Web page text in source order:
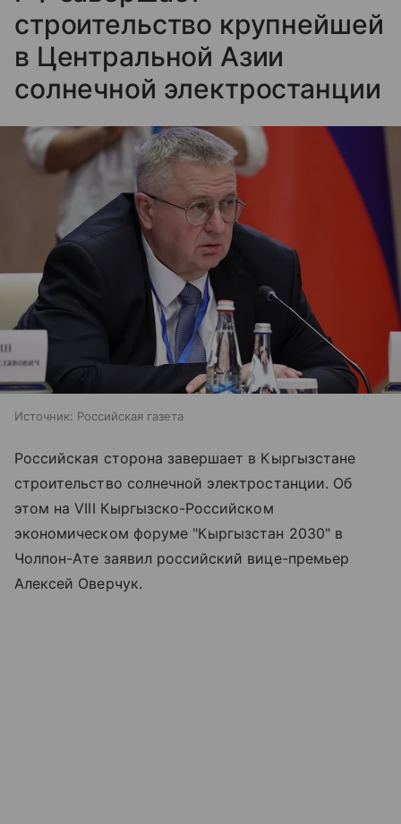
строительство крупнейшей
в Центральной Азии
солнечной электростанции
Источник: Российская газета
Российская сторона завершает в Кыргызстане
строительство солнечной электростанции. Об
этом на VIII Кыргызско-Российском
экономическом форуме "Кыргызстан 2030" в
Чолпон-Ате заявил российский вице-премьер
Алексей Оверчук.